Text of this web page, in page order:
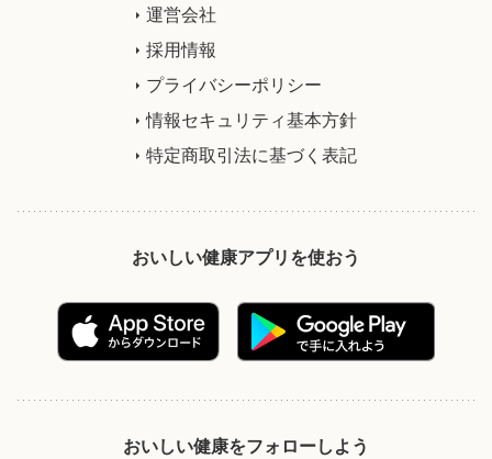
運営会社
採用情報
プライバシーポリシー
情報セキュリティ基本方針
特定商取引法に基づく表記
おいしい健康アプリを使おう
おいしい健康をフォローしよう